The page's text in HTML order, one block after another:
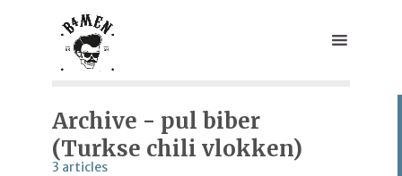
Archive - pul biber
(Turkse chili vlokken)
3 articles